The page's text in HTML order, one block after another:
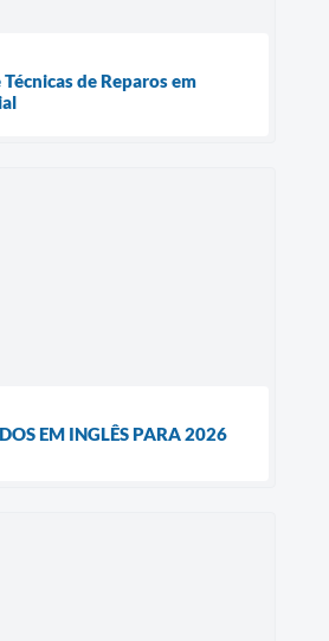
de Reparos em
EM INGLÊS PARA 2026